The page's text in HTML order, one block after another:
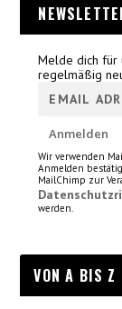
Melde dich für
regelmäßig
Wir verwenden
Anmelden
MailChimp zur
werden.
VON A BIS Z